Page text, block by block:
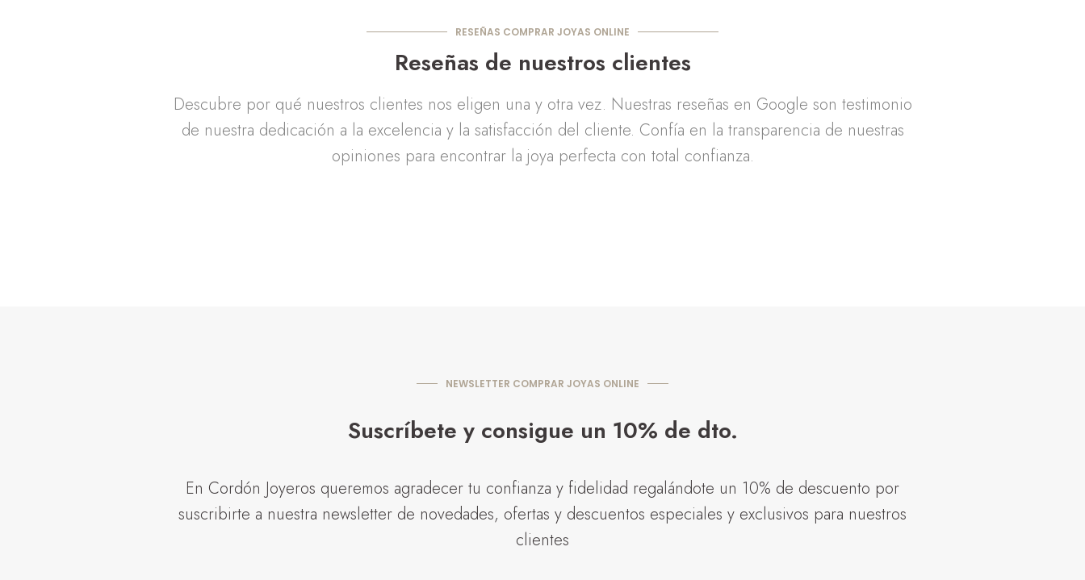
RESEÑAS COMPRAR JOYAS ONLINE
Reseñas de nuestros clientes
Descubre por qué nuestros clientes nos eligen una y otra vez. Nuestras reseñas en Google son testimonio
de nuestra dedicación a la excelencia y la satisfacción del cliente. Confía en la transparencia de nuestras
opiniones para encontrar la joya perfecta con total confianza.
NEWSLETTER COMPRAR JOYAS ONLINE
Suscríbete y consigue un 10% de dto.
En Cordón Joyeros queremos agradecer tu confianza y fidelidad regalándote un 10% de descuento por
suscribirte a nuestra newsletter de novedades, ofertas y descuentos especiales y exclusivos para nuestros
clientes